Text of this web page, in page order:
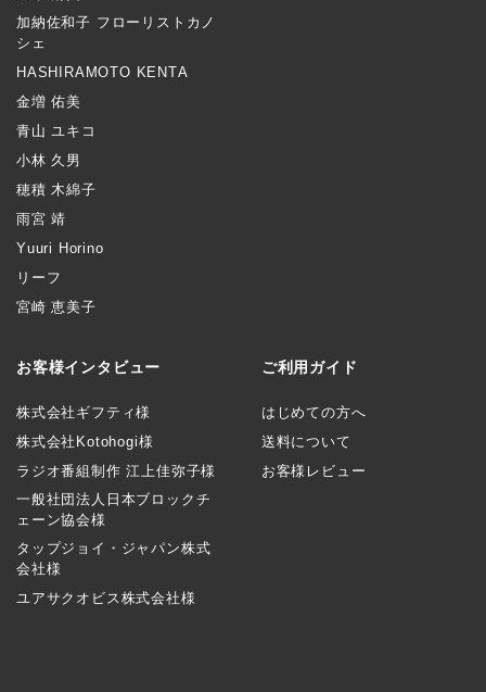
加納佐和子 フローリストカノ
シェ
HASHIRAMOTO KENTA
金増 佑美
青山 ユキコ
小林 久男
穂積 木綿子
雨宮 靖
Yuuri Horino
リーフ
宮崎 恵美子
お客様インタビュー
株式会社ギフティ様
株式会社Kotohogi様
ラジオ番組制作 江上佳弥子様
一般社団法人日本ブロックチ
ェーン協会様
タップジョイ・ジャパン株式
会社様
ユアサクオビス株式会社様
ご利用ガイド
はじめての方へ
送料について
お客様レビュー